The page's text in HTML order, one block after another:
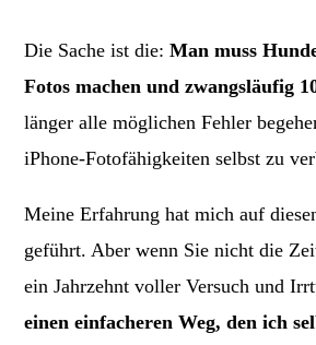
Die Sache ist die:Man muss
Fotos machen und zwangsläufig
länger alle möglichen Fehler
iPhone-Fotofähigkeiten selbst zu
Meine Erfahrung hat mich auf
geführt. Aber wenn Sie nicht die
ein Jahrzehnt voller Versuch und
einen einfacheren Weg, den ich